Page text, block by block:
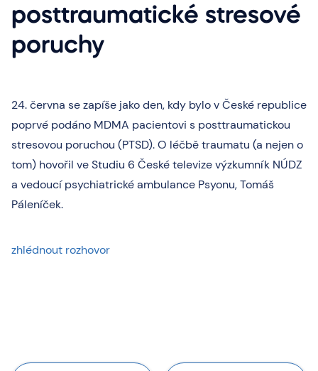
posttraumatické stresové
poruchy
24. června se zapíše jako den, kdy bylo v České republice
poprvé podáno MDMA pacientovi s posttraumatickou
stresovou poruchou (PTSD). O léčbě traumatu (a nejen o
tom) hovořil ve Studiu 6 České televize výzkumník NÚDZ
a vedoucí psychiatrické ambulance Psyonu, Tomáš
Páleníček.
zhlédnout rozhovor